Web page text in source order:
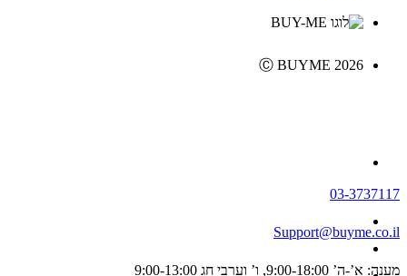
Ⓒ BUYME 2026
03-3737117
Support@buyme.co.il
מענה: א’-ה’ 9:00-18:00, ו’ וערבי חג 9:00-13:00